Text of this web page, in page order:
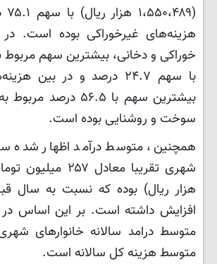
هزینه‌های غیرخوراکی بوده است.
خوراکی و دخانی، بیشترین سهم
با سهم ۲۴.۷ درصد و در بین
بیشترین سهم با ۵۶.۵
سوخت و روشنایی بوده است.
همچنین، متوسط درآمد اظهار شده
متوسط درامد سالانه خانوارهای
متوسط هزینه کل سالانه است.